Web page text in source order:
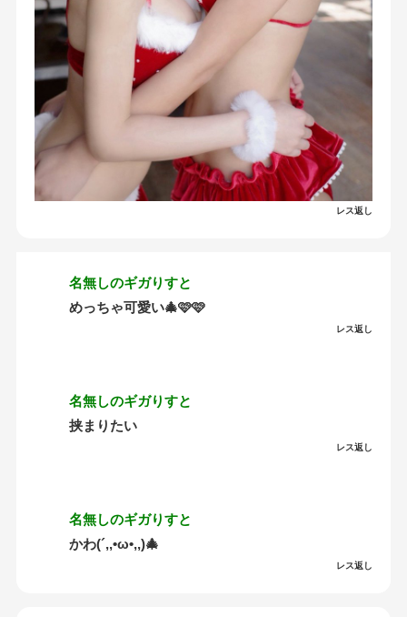
レス返し
名無しのギガりすと
めっちゃ可愛い🎄🩷🩷
レス返し
名無しのギガりすと
挟まりたい
レス返し
名無しのギガりすと
かわ(´,,•ω•,,)🎄
レス返し